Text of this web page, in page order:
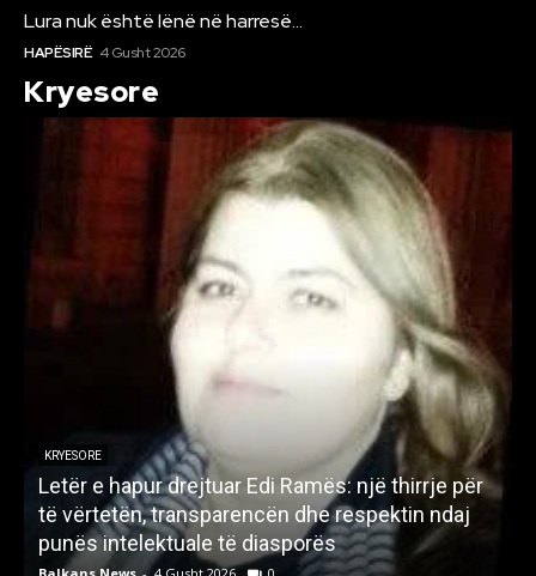
Lura nuk është lënë në harresë…
HAPËSIRË 4 Gusht 2026
Kryesore
KRYESORE
Letër e hapur drejtuar Edi Ramës: një thirrje për
të vërtetën, transparencën dhe respektin ndaj
punës intelektuale të diasporës